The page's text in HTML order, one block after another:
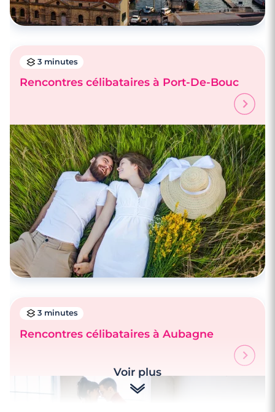
Rencontre à La Ciotat
Rencontre à Gardanne
3 minutes
Rencontres célibataires à Port-De-Bouc
3 minutes
Rencontres célibataires à Aubagne
Voir plus